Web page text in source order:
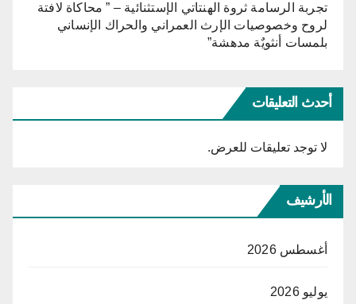
تجربة الرسامة ثروة الهنتاتي الإستثنائية – ” محاكاة لافتة
لروح وخصوصيات الإرث العمراني والحراك الإنساني
بلمسات أنثويٌة مدهشة”
أحدث التعليقات
لا توجد تعليقات للعرض.
الأرشيف
أغسطس 2026
يوليو 2026